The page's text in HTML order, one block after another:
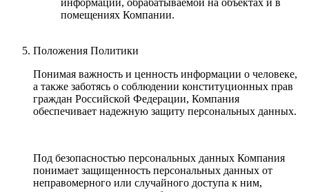
информации, обрабатываемой на объектах и в
помещениях Компании.
Положения Политики
Понимая важность и ценность информации о человеке,
а также заботясь о соблюдении конституционных прав
граждан Российской Федерации, Компания
обеспечивает надежную защиту персональных данных.
Под безопасностью персональных данных Компания
понимает защищенность персональных данных от
неправомерного или случайного доступа к ним,